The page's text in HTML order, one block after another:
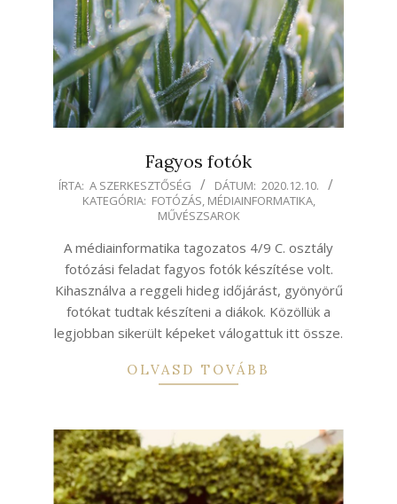
Fagyos fotók
2020-
ÍRTA: A SZERKESZTŐSÉG DÁTUM: 2020.12.10.
KATEGÓRIA: FOTÓZÁS, MÉDIAINFORMATIKA,
MŰVÉSZSAROK
A médiainformatika tagozatos 4/9 C. osztály
fotózási feladat fagyos fotók készítése volt.
Kihasználva a reggeli hideg időjárást, gyönyörű
fotókat tudtak készíteni a diákok. Közöllük a
legjobban sikerült képeket válogattuk itt össze.
OLVASD TOVÁBB